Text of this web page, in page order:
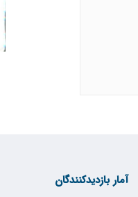
آمار بازدیدکنندگان